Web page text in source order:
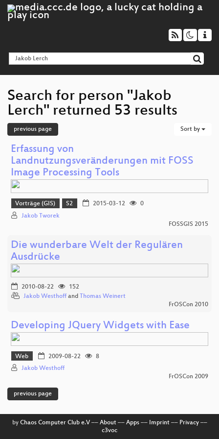
Search for person "Jakob
Lerch" returned 53 results
previous page Sort by
Erfassung von
Landnutzungsveränderungen mit FOSS
Image Processing Tools
Vorträge (GIS) S2 2015-03-12
0
Jakob Tworek
FOSSGIS 2015
Die wunderbare Welt der Regulären
Ausdrücke
2010-08-22
152
Jakob Westhoff and Thomas Weinert
FrOSCon 2010
Developing JQuery Widgets with Ease
Web 2009-08-22
8
Jakob Westhoff
FrOSCon 2009
previous page
by Chaos Computer Club e.V–– About–– Apps–– Imprint–– Privacy––
c3voc